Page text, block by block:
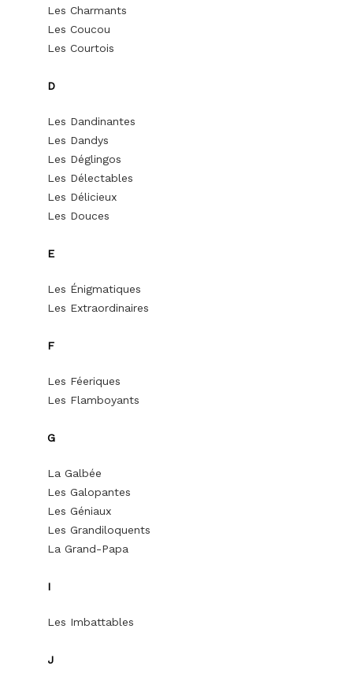
Les Charmants
Les Coucou
Les Courtois
D
Les Dandinantes
Les Dandys
Les Déglingos
Les Délectables
Les Délicieux
Les Douces
E
Les Énigmatiques
Les Extraordinaires
F
Les Féeriques
Les Flamboyants
G
La Galbée
Les Galopantes
Les Géniaux
Les Grandiloquents
La Grand-Papa
I
Les Imbattables
J